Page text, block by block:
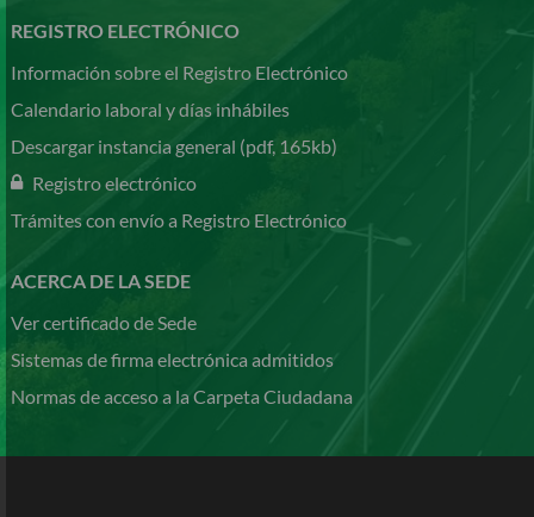
REGISTRO ELECTRÓNICO
Información sobre el Registro Electrónico
Calendario laboral y días inhábiles
Descargar instancia general (pdf, 165kb)
Registro electrónico
Trámites con envío a Registro Electrónico
ACERCA DE LA SEDE
Ver certificado de Sede
Sistemas de firma electrónica admitidos
Normas de acceso a la Carpeta Ciudadana